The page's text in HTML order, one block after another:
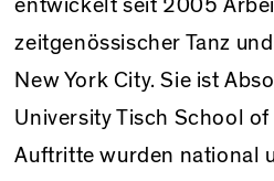
entwickelt seit 2005
zeitgenössischer Tanz
New York City. Sie ist
University Tisch School
Auftritte wurden national